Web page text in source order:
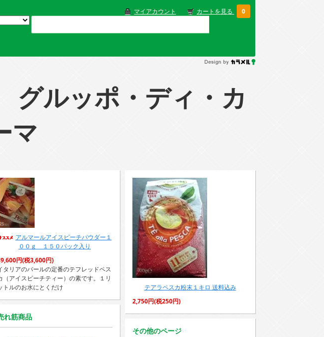
マイアカウント カートを見る 0
ルッポ・ディ・カ
マ
アルマールアイスピーチパウダー１
００ｇ １５０パック入り
円(税3,600円)
タリアのバールの定番のテフレッドペス
（アイスピーチティー）の素です。１リ
トルのお水にとくだけ
テアラペスカ粉末１キロ 送料込み
2,750円(税250円)
れ筋商品
その他のページ